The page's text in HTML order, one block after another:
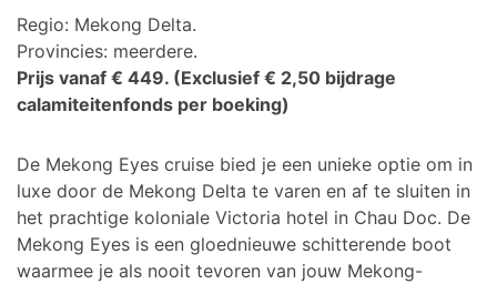
Regio: Mekong Delta.
Provincies: meerdere.
Prijs vanaf € 449. (Exclusief € 2,50 bijdrage
calamiteitenfonds per boeking)
De Mekong Eyes cruise bied je een unieke optie om in
luxe door de Mekong Delta te varen en af te sluiten in
het prachtige koloniale Victoria hotel in Chau Doc. De
Mekong Eyes is een gloednieuwe schitterende boot
waarmee je als nooit tevoren van jouw Mekong-